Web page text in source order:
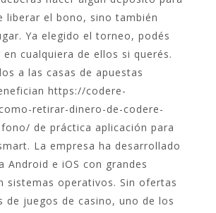
liberar el bono, sino también
Ya elegido el torneo, podés
cualquiera de ellos si querés.
a las casas de apuestas
https://codere-
retirar-dinero-de-codere-
de práctica aplicación para
La empresa ha desarrollado
Android e iOS con grandes
sistemas operativos. Sin ofertas
de juegos de casino, uno de los